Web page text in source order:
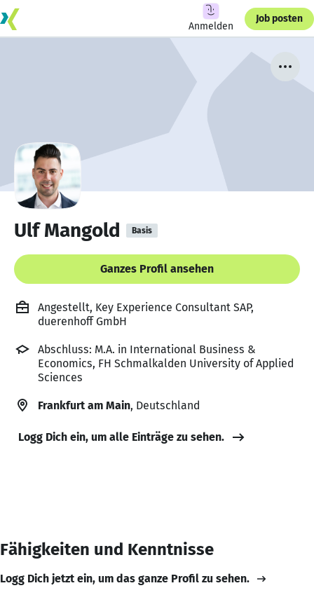
Anmelden
Job posten
Ulf Mangold Basis
Ganzes Profil ansehen
Angestellt, Key Experience Consultant SAP,
duerenhoff GmbH
Abschluss: M.A. in International Business &
Economics, FH Schmalkalden University of Applied
Sciences
Frankfurt am Main, Deutschland
Logg Dich ein, um alle Einträge zu sehen.
Fähigkeiten und Kenntnisse
Logg Dich jetzt ein, um das ganze Profil zu sehen.